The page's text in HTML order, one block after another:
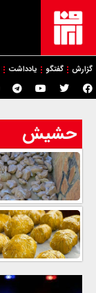
گزارش گفتگو یادداشت
حشیش